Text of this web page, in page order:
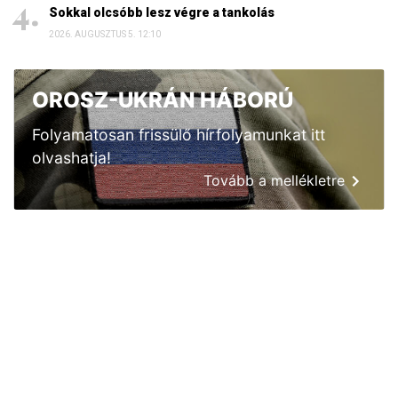
Sokkal olcsóbb lesz végre a tankolás
2026. AUGUSZTUS 5. 12:10
OROSZ-UKRÁN HÁBORÚ
Folyamatosan frissülő hírfolyamunkat itt
olvashatja!
Tovább a mellékletre